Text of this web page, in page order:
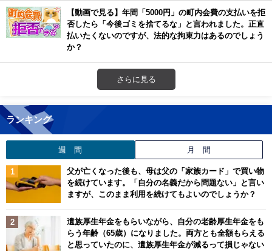
【動画で見る】年間「5000円」の町内会費の支払いを拒
否したら「今後ゴミを捨てるな」と言われました。正直
払いたくないのですが、法的な拘束力はあるのでしょう
か？
さらに見る
ランキング
週 間 月 間
父が亡くなった後も、母は父の「家族カード」で買い物
を続けています。「自分の名義だから問題ない」と言い
ますが、このまま利用を続けてもよいのでしょうか？
遺族厚生年金をもらいながら、自分の老齢厚生年金をも
らう年齢（65歳）になりました。両方とも全額もらえる
と思っていたのに、遺族厚生年金が減るって損じゃない